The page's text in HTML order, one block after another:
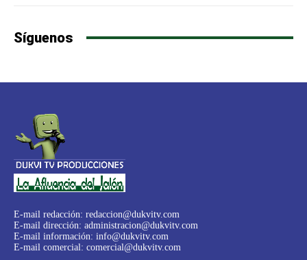
Síguenos
E-mail redacción: redaccion@dukvitv.com
E-mail dirección: administracion@dukvitv.com
E-mail información: info@dukvitv.com
E-mail comercial: comercial@dukvitv.com